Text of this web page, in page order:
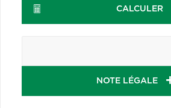
CALCULER
NOTE LÉGALE